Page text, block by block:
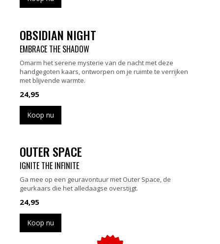
OBSIDIAN NIGHT
EMBRACE THE SHADOW
Omarm het serene mysterie van de nacht met deze
handgegoten kaars, ontworpen om je ruimte te verrijken
met blijvende warmte.
24,95
Koop nu
OUTER SPACE
IGNITE THE INFINITE
Ga mee op een geuravontuur met Outer Space, de
geurkaars die het alledaagse overstijgt.
24,95
Koop nu